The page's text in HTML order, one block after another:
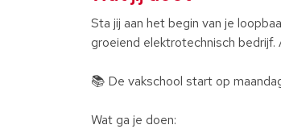
Sta jij aan het begin van je
groeiend elektrotechnisch
📚 De vakschool start op
Wat ga je doen: